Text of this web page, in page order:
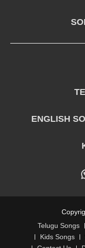
ENGLISH
Telugu Songs
Kids Songs